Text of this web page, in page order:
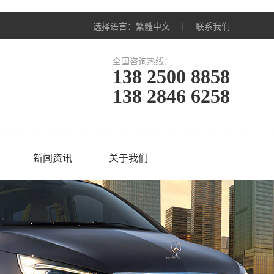
选择语言： 繁體中文 | 联系我们
全国咨询热线：
138 2500 8858
138 2846 6258
新闻资讯 关于我们